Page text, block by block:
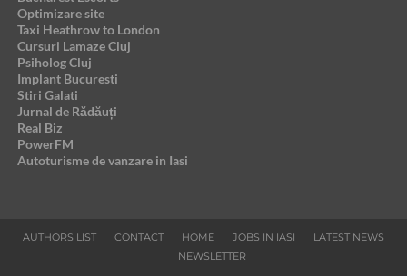
Optimizare site
Taxi Heathrow to London
Cursuri Lamaze Cluj
Psiholog Cluj
Implant Bucuresti
Stiri Galati
Jurnal de Rădăuți
Real Biz
PowerFM
Autoturisme de vanzare in Iasi
AUTHORS LIST CONTACT HOME JOBS IN IASI
LATEST NEWS
NEWSLETTER